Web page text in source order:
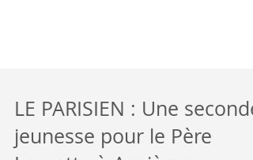
LE PARISIEN : Une seconde